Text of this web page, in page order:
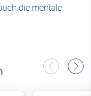
die mentale